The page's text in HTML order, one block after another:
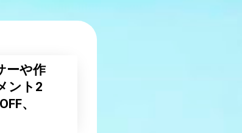
ーや作
ント2
、